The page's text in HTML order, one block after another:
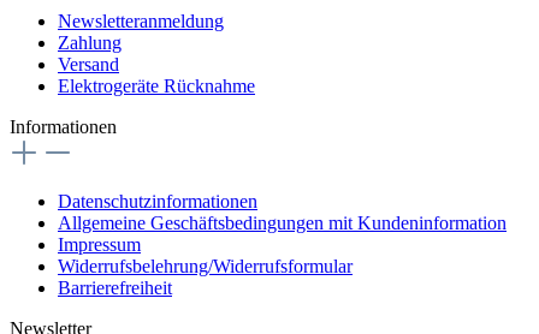
Newsletteranmeldung
Zahlung
Versand
Elektrogeräte Rücknahme
Informationen
Datenschutzinformationen
Allgemeine Geschäftsbedingungen mit Kundeninformation
Impressum
Widerrufsbelehrung/Widerrufsformular
Barrierefreiheit
Newsletter